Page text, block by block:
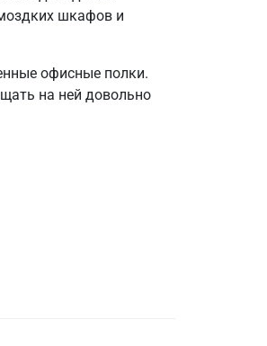
шкафов и
офисные полки.
на ней довольно